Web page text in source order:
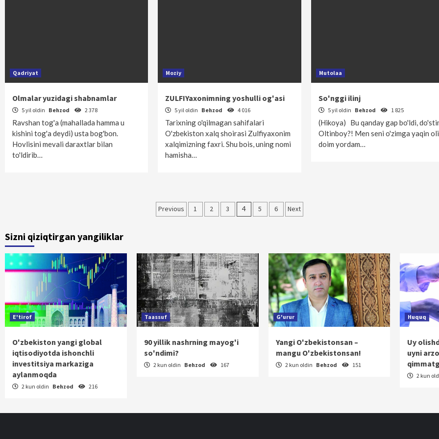
Qadriyat
Olmalar yuzidagi shabnamlar
5 yil oldin Behzod 2 378
Ravshan tog'a (mahallada hamma u
kishini tog'a deydi) usta bog'bon.
Hovlisini mevali daraxtlar bilan
to'ldirib…
Moziy
ZULFIYaxonimning yoshulli og'asi
5 yil oldin Behzod 4 016
Tarixning o'qilmagan sahifalari
O'zbekiston xalq shoirasi Zulfiyaxonim
xalqimizning faxri. Shu bois, uning nomi
hamisha…
Mutolaa
So'nggi ilinj
5 yil oldin Behzod 1 825
(Hikoya) Bu qanday gap bo'ldi,
Oltinboy?! Men seni o'zimga yaqin
doim yordam…
Maqolalar
Previous 1 2 3 4 5 6 Next
Sizni qiziqtirgan yangiliklar
E'tirof
O'zbekiston yangi global
iqtisodiyotda ishonchli
investitsiya markaziga
aylanmoqda
2 kun oldin Behzod 216
Taassuf
90 yillik nashrning mayog'i
so'ndimi?
2 kun oldin Behzod 167
G'urur
Yangi O'zbekistonsan –
mangu O'zbekistonsan!
2 kun oldin Behzod 151
Huquq
Uy
uyni
2 kun